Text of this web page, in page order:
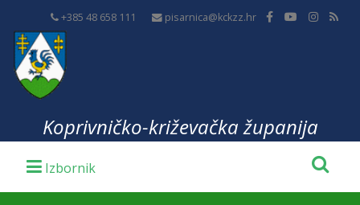
+385 48 658 111 pisarnica@kckzz.hr
Koprivničko-križevačka županija